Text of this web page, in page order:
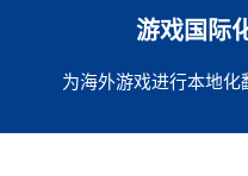
游戏国际
为海外游戏进行本地化